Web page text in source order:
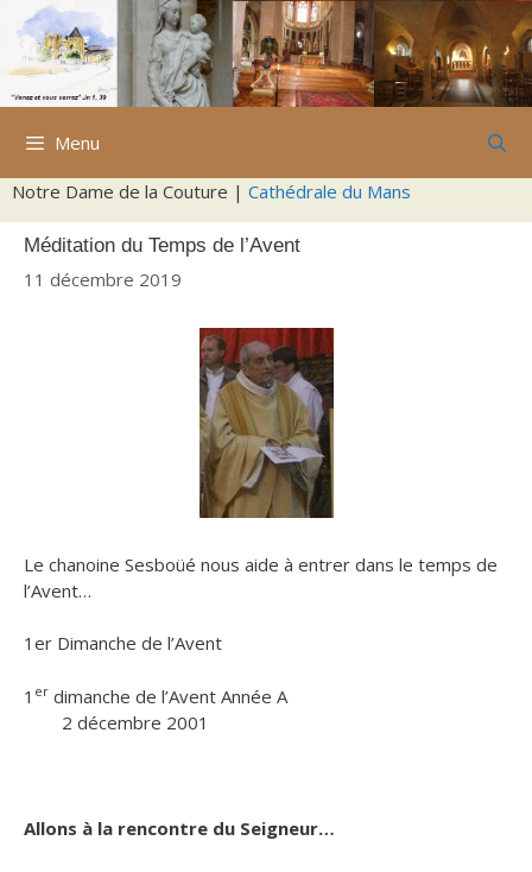
Aller
contenu
Menu
Notre Dame de la Couture | Cathédrale du Mans
Méditation du Temps de l’Avent
11 décembre 2019
Le chanoine Sesboüé nous aide à entrer dans le temps de
l’Avent…
1er Dimanche de l’Avent
1 er dimanche de l’Avent Année A
2 décembre 2001
Allons à la rencontre du Seigneur…